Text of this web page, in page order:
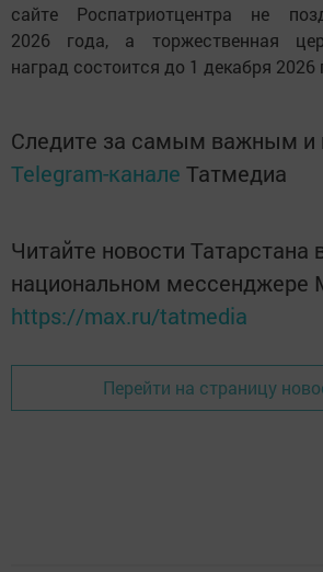
сайте Роспатриотцентра не
2026 года, а торжественная
наград состоится до 1 декабря 2026
Следите за самым важным и
Telegram-канале Татмедиа
Читайте новости Татарстана
национальном мессенджере
https://max.ru/tatmedia
Перейти на страницу